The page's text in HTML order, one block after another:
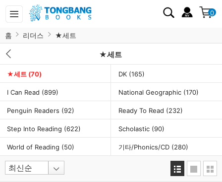
0
홈 리더스 ★세트
★세트
★세트 (70) DK (165)
I Can Read (899) National Geographic (170)
Penguin Readers (92) Ready To Read (232)
Step Into Reading (622) Scholastic (90)
World of Reading (50) 기타/Phonics/CD (280)